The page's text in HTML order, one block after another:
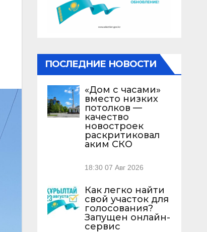
ПОСЛЕДНИЕ НОВОСТИ
«Дом с часами»
вместо низких
потолков —
качество
новостроек
раскритиковал
аким СКО
18:30 07 Авг 2026
Как легко найти
свой участок для
голосования?
Запущен онлайн-
сервис